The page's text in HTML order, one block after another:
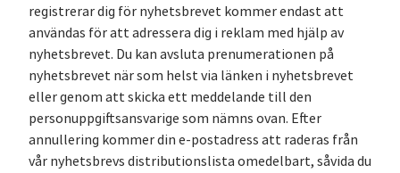
registrerar dig för nyhetsbrevet kommer endast att
användas för att adressera dig i reklam med hjälp av
nyhetsbrevet. Du kan avsluta prenumerationen på
nyhetsbrevet när som helst via länken i nyhetsbrevet
eller genom att skicka ett meddelande till den
personuppgiftsansvarige som nämns ovan. Efter
annullering kommer din e-postadress att raderas från
vår nyhetsbrevs distributionslista omedelbart, såvida du